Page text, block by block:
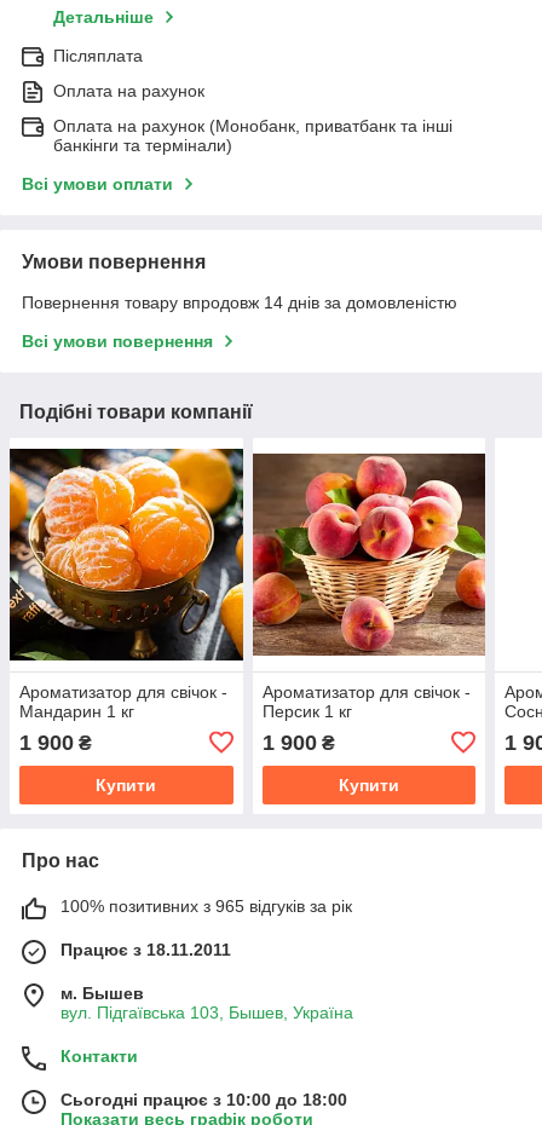
Детальніше
Післяплата
Оплата на рахунок
Оплата на рахунок (Монобанк, приватбанк та інші
банкінги та термінали)
Всі умови оплати
Умови повернення
Повернення товару впродовж 14 днів за домовленістю
Всі умови повернення
Подібні товари компанії
Ароматизатор для свічок -
Мандарин 1 кг
1 900 ₴
Купити
Ароматизатор для свічок -
Персик 1 кг
1 900₴
Купити
1
Про нас
100% позитивних з 965 відгуків за рік
Працює з 18.11.2011
м. Бышев
вул. Підгаївська 103, Бышев, Україна
Контакти
Сьогодні працює з 10:00 до 18:00
Показати весь графік роботи